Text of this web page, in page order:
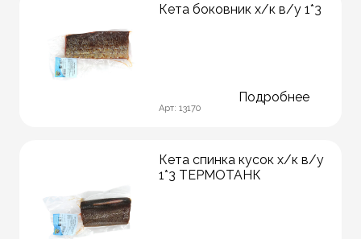
Кета боковник х/к в/у 1*3
Арт: 13170
Подробнее
Кета спинка кусок х/к в/у
1*3 ТЕРМОТАНК